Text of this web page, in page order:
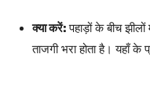
क्या करें:पहाड़ों के बीच
ताजगी भरा होता है। यहाँ